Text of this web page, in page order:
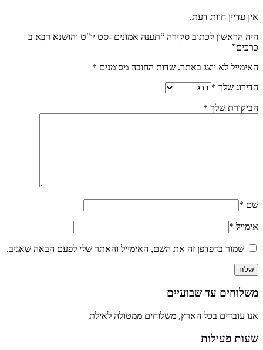
אין עדיין חוות דעת.
היה הראשון לכתוב סקירה “תענה אמונים -סט יו"ט והושנא רבא ב
כרכים”
האימייל לא יוצג באתר. שדות החובה מסומנים *
הדירוג שלך *
הביקורת שלך *
שם *
אימייל *
שמור בדפדפן זה את השם, האימייל והאתר שלי לפעם הבאה שאגיב.
משלוחים עד שבועיים
אנו עובדים בכל הארץ, משלוחים ממטולה לאילת
שעות פעילות